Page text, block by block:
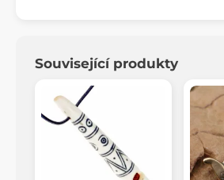
Související produkty